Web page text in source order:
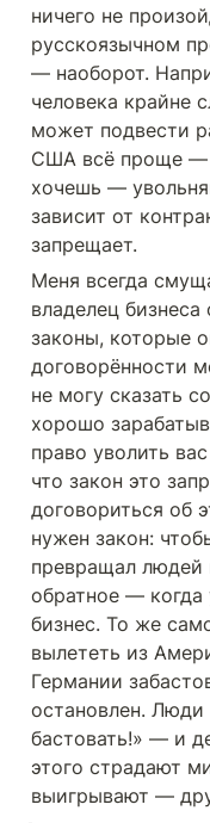
ничего не
русскоязычном
— наоборот.
человека крайне
может подвести
США всё проще —
хочешь —
зависит от
запрещает.
Меня всегда
владелец
законы, которые
договорённости
не могу сказать
хорошо
право уволить
что закон это
договориться об
нужен закон:
превращал людей
обратное — когда
бизнес. То же
вылететь из
Германии
остановлен.
бастовать!» — и
этого страдают
выигрывают —